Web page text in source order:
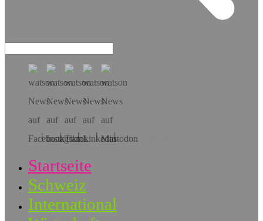
Hol dir die App!
Startseite
Schweiz
International